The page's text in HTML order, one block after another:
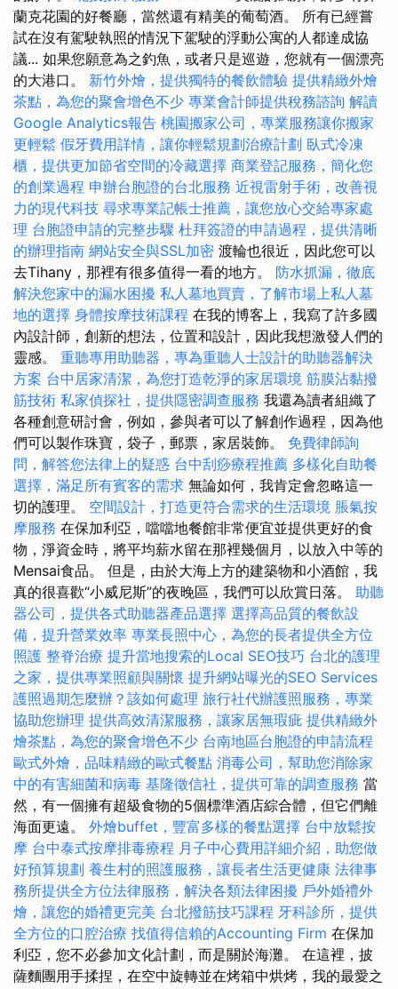
蘭克花園的好餐廳，當然還有精美的葡萄酒。 所有已經嘗
試在沒有駕駛執照的情況下駕駛的浮動公寓的人都達成協
議... 如果您願意為之釣魚，或者只是巡遊，您就有一個漂亮
的大港口。 新竹外燴，提供獨特的餐飲體驗 提供精緻外燴
茶點，為您的聚會增色不少 專業會計師提供稅務諮詢 解讀
Google Analytics報告 桃園搬家公司，專業服務讓你搬家
更輕鬆 假牙費用詳情，讓你輕鬆規劃治療計劃 臥式冷凍
櫃，提供更加節省空間的冷藏選擇 商業登記服務，簡化您
的創業過程 申辦台胞證的台北服務 近視雷射手術，改善視
力的現代科技 尋求專業記帳士推薦，讓您放心交給專家處
理 台胞證申請的完整步驟 杜拜簽證的申請過程，提供清晰
的辦理指南 網站安全與SSL加密 渡輪也很近，因此您可以
去Tihany，那裡有很多值得一看的地方。 防水抓漏，徹底
解決您家中的漏水困擾 私人墓地買賣，了解市場上私人墓
地的選擇 身體按摩技術課程 在我的博客上，我寫了許多國
內設計師，創新的想法，位置和設計，因此我想激發人們的
靈感。 重聽專用助聽器，專為重聽人士設計的助聽器解決
方案 台中居家清潔，為您打造乾淨的家居環境 筋膜沾黏撥
筋技術 私家偵探社，提供隱密調查服務 我還為讀者組織了
各種創意研討會，例如，參與者可以了解創作過程，因為他
們可以製作珠寶，袋子，郵票，家居裝飾。 免費律師詢
問，解答您法律上的疑惑 台中刮痧療程推薦 多樣化自助餐
選擇，滿足所有賓客的需求 無論如何，我肯定會忽略這一
切的護理。 空間設計，打造更符合需求的生活環境 脹氣按
摩服務 在保加利亞，噹噹地餐館非常便宜並提供更好的食
物，淨資金時，將平均薪水留在那裡幾個月，以放入中等的
Mensai食品。 但是，由於大海上方的建築物和小酒館，我
真的很喜歡“小威尼斯”的夜晚區，我們可以欣賞日落。 助聽
器公司，提供各式助聽器產品選擇 選擇高品質的餐飲設
備，提升營業效率 專業長照中心，為您的長者提供全方位
照護 整脊治療 提升當地搜索的Local SEO技巧 台北的護理
之家，提供專業照顧與關懷 提升網站曝光的SEO Services
護照過期怎麼辦？該如何處理 旅行社代辦護照服務，專業
協助您辦理 提供高效清潔服務，讓家居無瑕疵 提供精緻外
燴茶點，為您的聚會增色不少 台南地區台胞證的申請流程
歐式外燴，品味精緻的歐式餐點 消毒公司，幫助您消除家
中的有害細菌和病毒 基隆徵信社，提供可靠的調查服務 當
然，有一個擁有超級食物的5個標準酒店綜合體，但它們離
海面更遠。 外燴buffet，豐富多樣的餐點選擇 台中放鬆按
摩 台中泰式按摩排毒療程 月子中心費用詳細介紹，助您做
好預算規劃 養生村的照護服務，讓長者生活更健康 法律事
務所提供全方位法律服務，解決各類法律困擾 戶外婚禮外
燴，讓您的婚禮更完美 台北撥筋技巧課程 牙科診所，提供
全方位的口腔治療 找值得信賴的Accounting Firm 在保加
利亞，您不必參加文化計劃，而是關於海灘。 在這裡，披
薩麵團用手揉捏，在空中旋轉並在烤箱中烘烤，我的最愛之